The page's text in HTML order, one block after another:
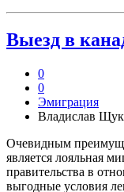
Выезд в
0
0
Эмиграция
Владислав
Очевидным
является лояльная
правительства в
выгодные условия